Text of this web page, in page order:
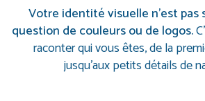
Votre identité visuelle n’est
question de couleurs ou de logos.
raconter qui vous êtes, de la
jusqu’aux petits détails de